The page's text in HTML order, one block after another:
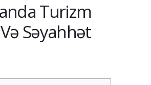
Turizm
Səyahhət